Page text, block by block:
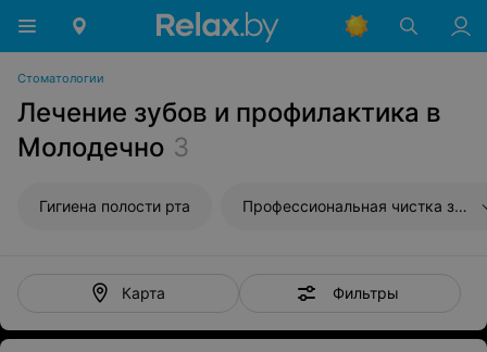
Стоматологии
Лечение зубов и профилактика в
Молодечно 3
Гигиена полости рта Профессиональная чистка зубов
Карта Фильтры